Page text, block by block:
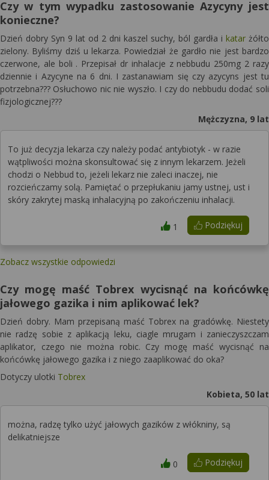
Czy w tym wypadku zastosowanie Azycyny jest
konieczne?
Dzień dobry Syn 9 lat od 2 dni kaszel suchy, ból gardła i katarżółto
zielony. Byliśmy dziś u lekarza. Powiedział że gardło nie jest bardzo
czerwone, ale boli . Przepisał dr inhalacje z nebbudu 250mg 2 razy
dziennie i Azycyne na 6 dni. I zastanawiam się czy azycyns jest tu
potrzebna??? Osłuchowo nic nie wyszło. I czy do nebbudu dodać soli
fizjologicznej???
Mężczyzna, 9 lat
To już decyzja lekarza czy należy podać antybiotyk - w razie
wątpliwości można skonsultować się z innym lekarzem. Jeżeli
chodzi o Nebbud to, jeżeli lekarz nie zaleci inaczej, nie
rozcieńczamy solą. Pamiętać o przepłukaniu jamy ustnej, ust i
skóry zakrytej maską inhalacyjną po zakończeniu inhalacji.
Podziękuj
1
Zobacz wszystkie odpowiedzi
Czy mogę maść Tobrex wycisnąć na końcówkę
jałowego gazika i nim aplikować lek?
Dzień dobry. Mam przepisaną maść Tobrex na gradówkę. Niestety
nie radzę sobie z aplikacją leku, ciagle mrugam i zanieczyszczam
aplikator, czego nie można robic. Czy mogę maść wycisnąć na
końcówkę jałowego gazika i z niego zaaplikować do oka?
Dotyczy ulotki Tobrex
Kobieta, 50 lat
można, radzę tylko użyć jałowych gazików z włókniny, są
delikatniejsze
Podziękuj
0